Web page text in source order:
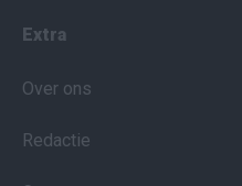
Extra
Over ons
Redactie